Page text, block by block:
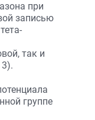
при
записью
так и